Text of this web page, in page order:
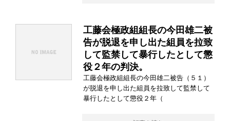
工藤会極政組組長の今田雄二被
告が脱退を申し出た組員を拉致
して監禁して暴行したとして懲
役２年の判決。
工藤会極政組組長の今田雄二被告（５１）
が脱退を申し出た組員を拉致して監禁して
暴行したとして懲役２年（